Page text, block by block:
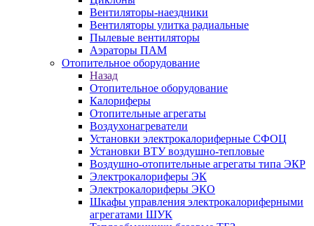
Вентиляторы-наездники
Вентиляторы улитка радиальные
Пылевые вентиляторы
Аэраторы ПАМ
Отопительное оборудование
Назад
Отопительное оборудование
Калориферы
Отопительные агрегаты
Воздухонагреватели
Установки электрокалориферные СФОЦ
Установки ВТУ воздушно-тепловые
Воздушно-отопительные агрегаты типа ЭКР
Электрокалориферы ЭК
Электрокалориферы ЭКО
Шкафы управления электрокалориферными
агрегатами ШУК